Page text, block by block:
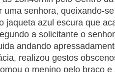
uma senhora, queixando-
jaqueta azul escura que
a solicitante o
andando
realizou gestos
o menino pelo braço